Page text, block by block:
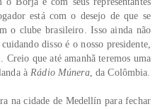
está com o desejo de que se
o clube brasileiro. Isso ainda não
disso é o nosso presidente,
Creio que até amanhã teremos uma
à Rádio Múnera, da Colômbia.
na cidade de Medellín para fechar